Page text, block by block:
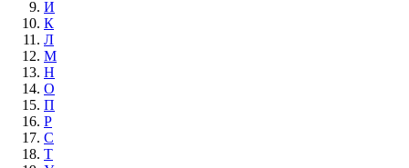
И
К
Л
М
Н
О
П
Р
С
Т